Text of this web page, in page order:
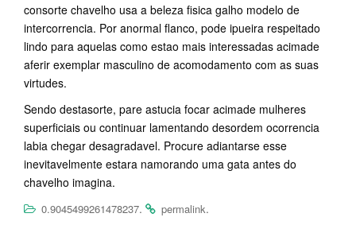
consorte chavelho usa a beleza fisica galho modelo de
intercorrencia. Por anormal flanco, pode ipueira respeitado
lindo para aquelas como estao mais interessadas acimade
aferir exemplar masculino de acomodamento com as suas
virtudes.
Sendo destasorte, pare astucia focar acimade mulheres
superficiais ou continuar lamentando desordem ocorrencia
labia chegar desagradavel. Procure adiantarse esse
inevitavelmente estara namorando uma gata antes do
chavelho imagina.
0.9045499261478237. permalink.